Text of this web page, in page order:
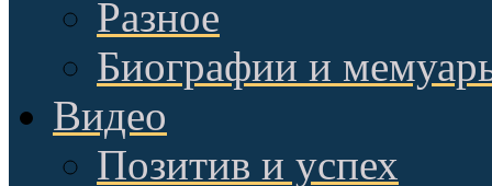
Разное
Биографии и
Видео
Позитив и успех